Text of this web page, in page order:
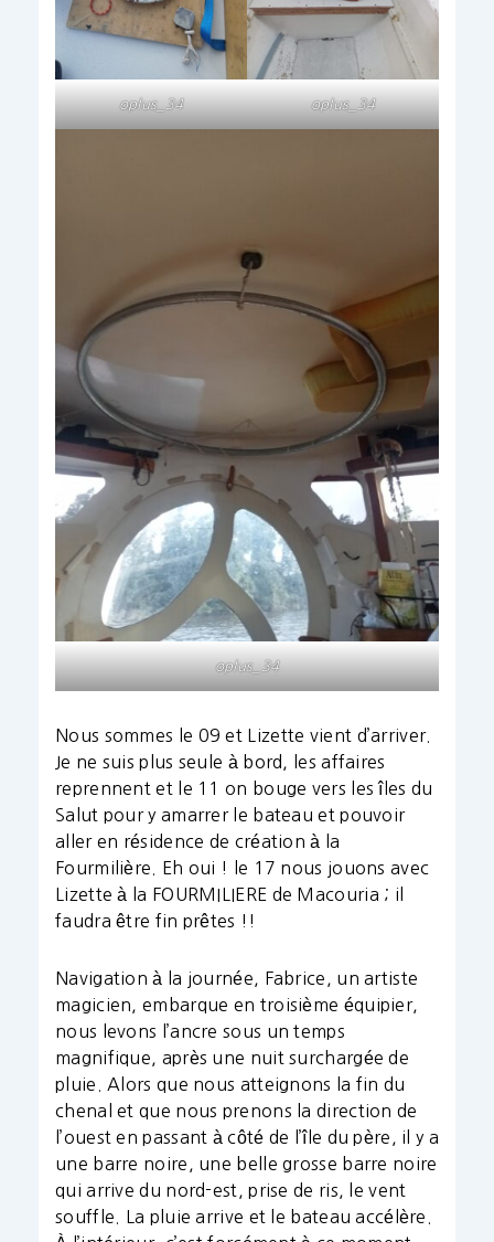
oplus_34 oplus_34
oplus_34
Nous sommes le 09 et Lizette vient d’arriver.
Je ne suis plus seule à bord, les affaires
reprennent et le 11 on bouge vers les îles du
Salut pour y amarrer le bateau et pouvoir
aller en résidence de création à la
Fourmilière. Eh oui ! le 17 nous jouons avec
Lizette à la FOURMILIERE de Macouria ; il
faudra être fin prêtes !!
Navigation à la journée, Fabrice, un artiste
magicien, embarque en troisième équipier,
nous levons l’ancre sous un temps
magnifique, après une nuit surchargée de
pluie. Alors que nous atteignons la fin du
chenal et que nous prenons la direction de
l’ouest en passant à côté de l’île du père, il y a
une barre noire, une belle grosse barre noire
qui arrive du nord-est, prise de ris, le vent
souffle. La pluie arrive et le bateau accélère.